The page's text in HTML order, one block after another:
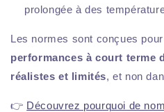
prolongée à des
Les normes sont conçues
performances à court terme
réalistes et limités, et non
👉 Découvrez pourquoi de